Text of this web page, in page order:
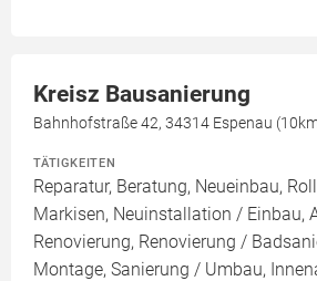
Kreisz Bausanierung
Bahnhofstraße 42, 34314 Espenau
TÄTIGKEITEN
Reparatur, Beratung, Neueinbau,
Markisen, Neuinstallation / Einbau,
Renovierung, Renovierung /
Montage, Sanierung / Umbau,